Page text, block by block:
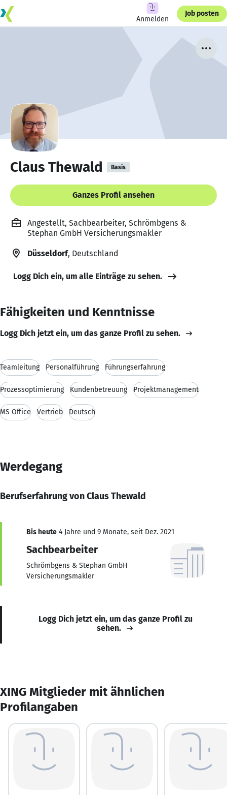
Anmelden
Job posten
Claus Thewald Basis
Ganzes Profil ansehen
Angestellt, Sachbearbeiter, Schrömbgens &
Stephan GmbH Versicherungsmakler
Düsseldorf, Deutschland
Logg Dich ein, um alle Einträge zu sehen.
Fähigkeiten und Kenntnisse
Logg Dich jetzt ein, um das ganze Profil zu sehen.
Teamleitung Personalführung Führungserfahrung
Prozessoptimierung Kundenbetreuung Projektmanagement
MS Office Vertrieb Deutsch
Werdegang
Berufserfahrung von Claus Thewald
Bis heute 4 Jahre und 9 Monate, seit Dez. 2021
Sachbearbeiter
Schrömbgens & Stephan GmbH
Versicherungsmakler
Logg Dich jetzt ein, um das ganze Profil zu
sehen.
XING Mitglieder mit ähnlichen
Profilangaben